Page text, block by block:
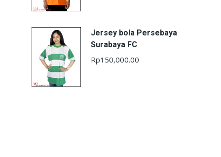
Jersey bola Persebaya
Surabaya FC
Rp150,000.00